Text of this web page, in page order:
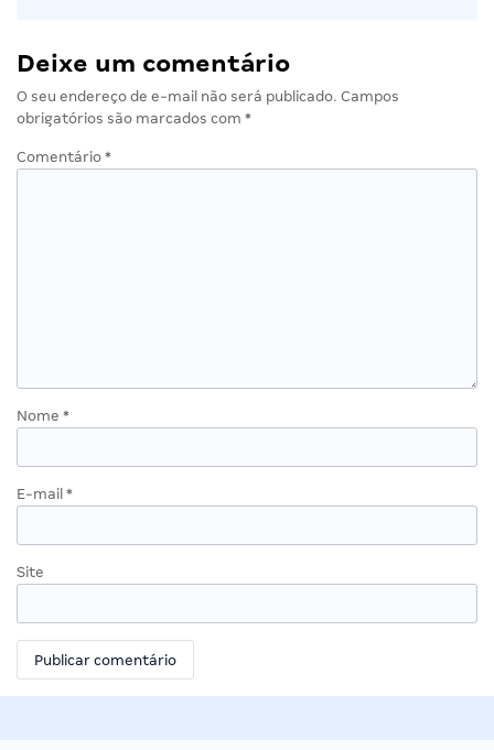
Deixe um comentário
O seu endereço de e-mail não será publicado. Campos
obrigatórios são marcados com *
Comentário *
Nome *
E-mail *
Site